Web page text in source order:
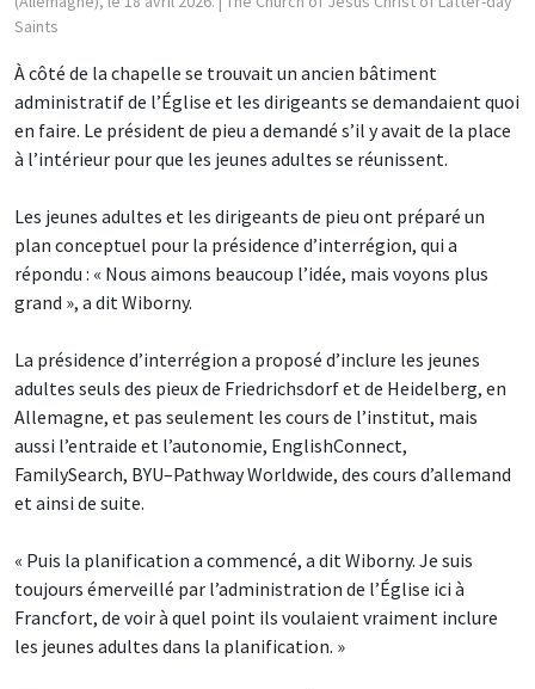
Saints
À côté de la chapelle se trouvait un ancien bâtiment
administratif de l’Église et les dirigeants se demandaient quoi
en faire. Le président de pieu a demandé s’il y avait de la place
à l’intérieur pour que les jeunes adultes se réunissent.
Les jeunes adultes et les dirigeants de pieu ont préparé un
plan conceptuel pour la présidence d’interrégion, qui a
répondu : « Nous aimons beaucoup l’idée, mais voyons plus
grand », a dit Wiborny.
La présidence d’interrégion a proposé d’inclure les jeunes
adultes seuls des pieux de Friedrichsdorf et de Heidelberg, en
Allemagne, et pas seulement les cours de l’institut, mais
aussi l’entraide et l’autonomie, EnglishConnect,
FamilySearch, BYU–Pathway Worldwide, des cours d’allemand
et ainsi de suite.
« Puis la planification a commencé, a dit Wiborny. Je suis
toujours émerveillé par l’administration de l’Église ici à
Francfort, de voir à quel point ils voulaient vraiment inclure
les jeunes adultes dans la planification. »